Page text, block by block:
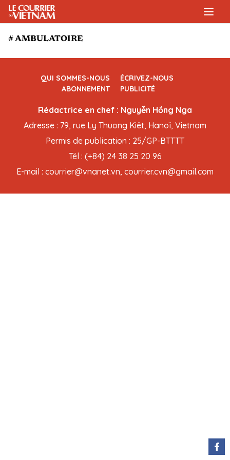
# AMBULATOIRE
QUI SOMMES-NOUS
ÉCRIVEZ-NOUS
ABONNEMENT
PUBLICITÉ
Rédactrice en chef : Nguyễn Hồng Nga
Adresse : 79, rue Ly Thuong Kiêt, Hanoï, Vietnam
Permis de publication : 25/GP-BTTTT
Tél : (+84) 24 38 25 20 96
E-mail : courrier@vnanet.vn, courrier.cvn@gmail.com